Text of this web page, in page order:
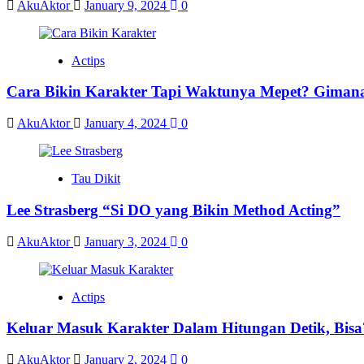
AkuAktor January 9, 2024 0
Actips
Cara Bikin Karakter Tapi Waktunya Mepet?
AkuAktor January 4, 2024 0
Tau Dikit
Lee Strasberg “Si DO yang Bikin Method Acting”
AkuAktor January 3, 2024 0
Actips
Keluar Masuk Karakter Dalam Hitungan Detik,
AkuAktor January 2, 2024 0